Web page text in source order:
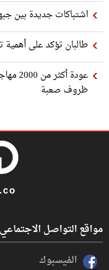
اشتباكات جديدة بين
طالبان تؤكد على أهمية
عودة
ظروف صعبة
مواقع التواصل الاجتماعي
الفيسبوك